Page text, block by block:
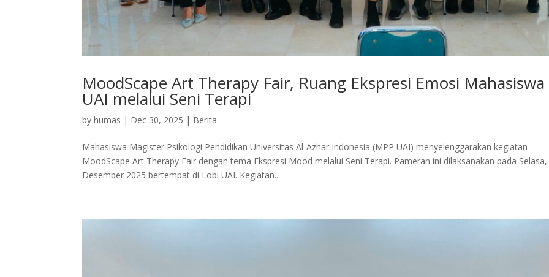
MoodScape Art Therapy Fair, Ruang Ekspresi Emosi Mahasiswa
UAI melalui Seni Terapi
byhumas | Dec 30, 2025 | Berita
Mahasiswa Magister Psikologi Pendidikan Universitas Al-Azhar Indonesia (MPP UAI) menyelenggarakan kegiatan
MoodScape Art Therapy Fair dengan tema Ekspresi Mood melalui Seni Terapi. Pameran ini dilaksanakan pada
Desember 2025 bertempat di Lobi UAI. Kegiatan...